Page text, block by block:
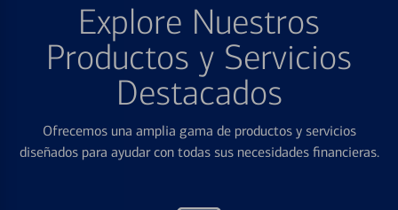
Explore Nuestros
Productos y Servicios
Destacados
Ofrecemos una amplia gama de productos y servicios
diseñados para ayudar con todas sus necesidades financieras.